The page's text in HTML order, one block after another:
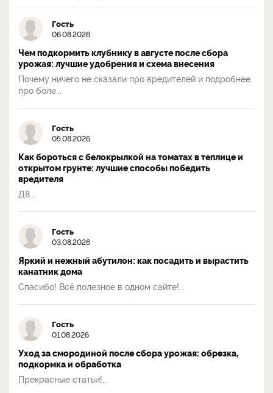
Гость
06.08.2026
Чем подкормить клубнику в августе после сбора
урожая: лучшие удобрения и схема внесения
Почему ничего не сказали про вредителей и подробнее
про боле...
Гость
05.08.2026
Как бороться с белокрылкой на томатах в теплице и
открытом грунте: лучшие способы победить
вредителя
Д8...
Гость
03.08.2026
Яркий и нежный абутилон: как посадить и вырастить
канатник дома
Спасибо! Всё полезное в одном сайте!...
Гость
01.08.2026
Уход за смородиной после сбора урожая: обрезка,
подкормка и обработка
Прекрасные статьи!...